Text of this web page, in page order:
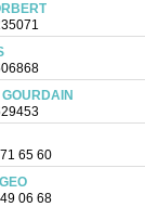
65 60
06 68